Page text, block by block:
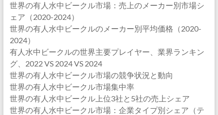
世界の有人水中ビークル市場：売上のメーカー別市場シ
ェア（2020-2024）
世界の有人水中ビークルのメーカー別平均価格（2020-
2024）
有人水中ビークルの世界主要プレイヤー、業界ランキン
グ、2022 VS 2024 VS 2024
世界の有人水中ビークル市場の競争状況と動向
世界の有人水中ビークル市場集中率
世界の有人水中ビークル上位3社と5社の売上シェア
世界の有人水中ビークル市場：企業タイプ別シェア（テ